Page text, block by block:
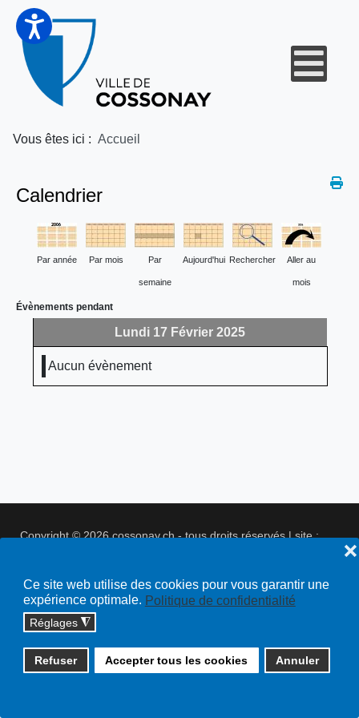
Ce site web utilise des cookies pour vous garantir une
expérience optimale. Politique de confidentialité
Réglages ◮
Refuser Accepter tous les cookies Annuler
❌
Vous êtes ici : Accueil
Calendrier
Par année Par mois Par
semaine
Aujourd'hui Rechercher Aller au
mois
Évènements pendant
Lundi 17 Février 2025
Aucun évènement
Copyright © 2026 cossonay.ch - tous droits réservés | site :
Plan du site